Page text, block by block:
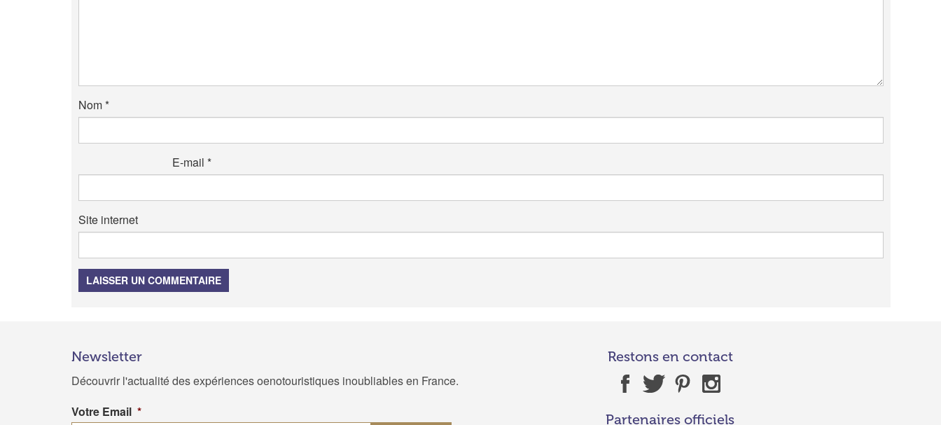
Nom*
E-mail *
Site internet
LAISSER UN COMMENTAIRE
Newsletter
Découvrir l'actualité des expériences oenotouristiques inoubliables en France.
Votre Email *
Restons en contact
Partenaires officiels